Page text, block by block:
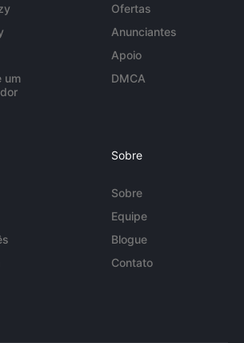
um
Ofertas
Anunciantes
Apoio
DMCA
Sobre
Sobre
Equipe
Blogue
Contato